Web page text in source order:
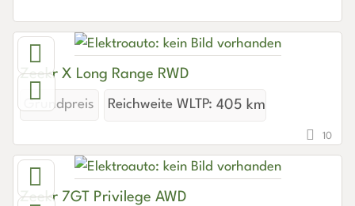
Zeekr X Long Range RWD
Grundpreis Reichweite WLTP: 405 km
10
Zeekr 7GT Privilege AWD